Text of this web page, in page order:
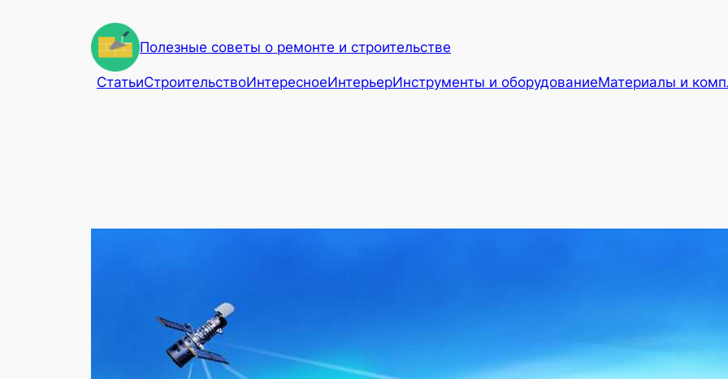
содержимому
Полезные советы о ремонте и строительстве
СтатьиСтроительствоИнтересноеИнтерьерИнструменты и оборудованиеМатериалы и